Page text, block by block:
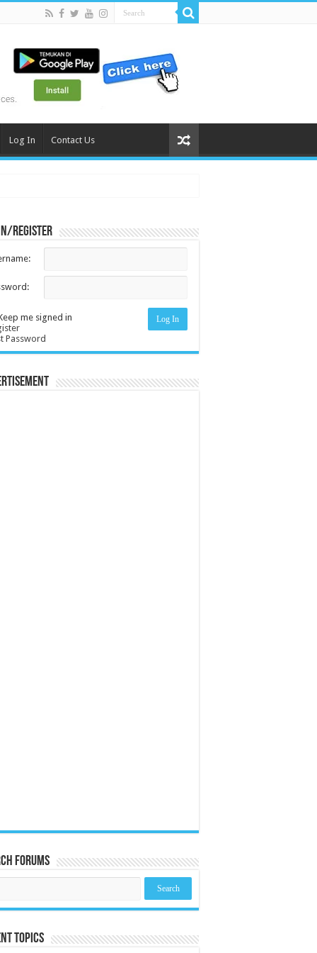
Log In Contact Us
register
me signed in Log In
Password
Forums
Topics